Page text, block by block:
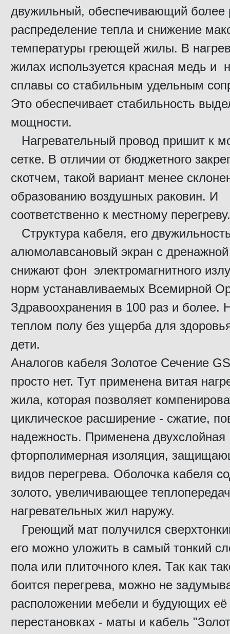
двужильный, обеспечивающий более
распределение тепла и снижение
температуры греющей жилы. В
жилах используется красная медь и
сплавы со стабильным удельным
Это обеспечивает стабильность
мощности.
Нагревательный провод пришит к
сетке. В отличии от бюджетного
скотчем, такой вариант менее
образованию воздушных раковин. И
соответственно к местному
Структура кабеля, его
алюмолавсановый экран с
снижают фон электромагнитного
норм устанавливаемых Всемирной
Здравоохранения в 100 раз и более.
теплом полу без ущерба для
дети.
Аналогов кабеля Золотое Сечение
просто нет. Тут применена витая
жила, которая позволяет
циклическое расширение - сжатие,
надежность. Применена двухслойная
фторполимерная изоляция,
видов перегрева. Оболочка кабеля
золото, увеличивающее
нагревательных жил наружу.
Греющий мат получился
его можно уложить в самый тонкий
пола или плиточного клея. Так как
боится перегрева, можно не
расположении мебели и будующих её
перестановках - маты и кабель